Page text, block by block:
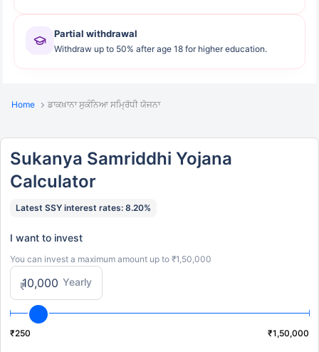
Partial withdrawal
Withdraw up to 50% after age 18 for higher education.
Home ਡਾਕਖ਼ਾਨਾ ਸੁਕੰਨਿਆ ਸਮ੍ਰਿੱਧੀ ਯੋਜਨਾ
Sukanya Samriddhi Yojana
Calculator
Latest SSY interest rates: 8.20%
I want to invest
You can invest a maximum amount up to ₹1,50,000
Yearly
₹
₹250 ₹1,50,000